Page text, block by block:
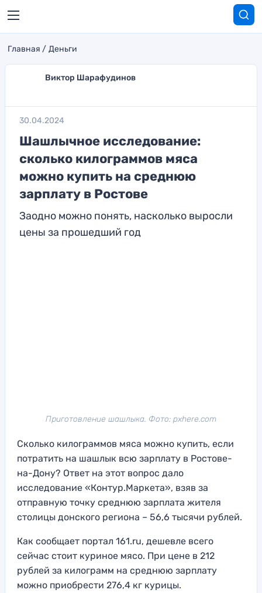
Главная Деньги
Виктор Шарафудинов
30.04.2024
Шашлычное исследование:
сколько килограммов мяса
можно купить на среднюю
зарплату в Ростове
Заодно можно понять, насколько выросли
цены за прошедший год
Приготовление шашлыка. Фото: pxhere.com
Сколько килограммов мяса можно купить, если
потратить на шашлык всю зарплату в Ростове-
на-Дону? Ответ на этот вопрос дало
исследование «Контур.Маркета», взяв за
отправную точку среднюю зарплата жителя
столицы донского региона – 56,6 тысячи рублей.
Как сообщает портал 161.ru, дешевле всего
сейчас стоит куриное мясо. При цене в 212
рублей за килограмм на среднюю зарплату
можно приобрести 276,4 кг курицы.